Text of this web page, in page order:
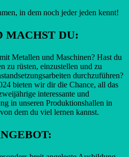
in dem noch jeder jeden kennt!
MACHST DU:
Metallen und Maschinen? Hast du
zu rüsten, einzustellen und zu
durchzuführen?
bieten wir dir die Chance, all das
interessante und
in unseren Produktionshallen in
dem du viel lernen kannst.